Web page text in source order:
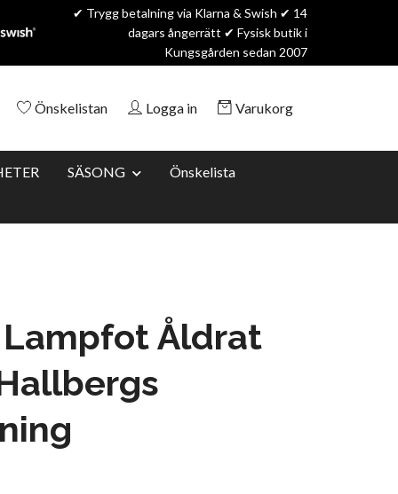
✔ Trygg betalning via Klarna & Swish ✔ 14
dagars ångerrätt ✔ Fysisk butik i
Kungsgården sedan 2007
Önskelistan Logga in Varukorg
SÄSONG
Önskelista
Åldrat